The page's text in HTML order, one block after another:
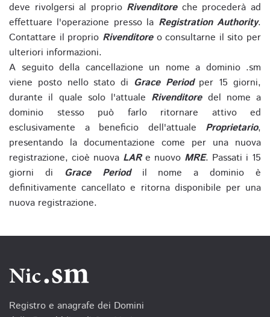
deve rivolgersi al proprio Rivenditoreche procederà ad
effettuare l'operazione presso la Registration Authority.
Contattare il proprio Rivenditoreo consultarne il sito per
ulteriori informazioni.
A seguito della cancellazione un nome a dominio .sm
viene posto nello stato di Grace Periodper 15 giorni,
durante il quale solo l'attuale Rivenditoredel nome a
dominio stesso può farlo ritornare attivo ed
esclusivamente a beneficio dell'attuale Proprietario,
presentando la documentazione come per una nuova
registrazione, cioè nuova LARe nuovo MRE. Passati i 15
giorni di Grace Periodil nome a dominio è
definitivamente cancellato e ritorna disponibile per una
nuova registrazione.
Registro e anagrafe dei Domini